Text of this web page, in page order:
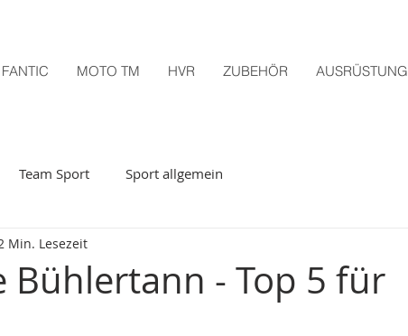
FANTIC MOTO TM HVR ZUBEHÖR AUSRÜSTUNG
Team Sport Sport allgemein
Bühlertann - Top 5 für
Min. Lesezeit